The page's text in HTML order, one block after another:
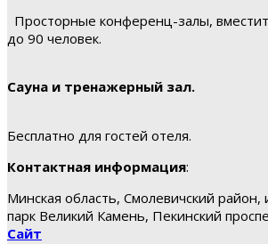
Просторные конференц-залы,
до 90 человек.
Сауна и тренажерный зал.
Бесплатно для гостей отеля.
Контактная информация:
Минская область, Смолевичский
парк Великий Камень, Пекинский
Сайт